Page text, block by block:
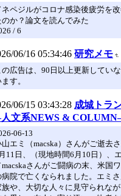
ネペジルがコロナ感染後疲労を
のか？論文を読んでみた
/ 6
06/16 05:34:46 研究メモ
の広告は、90日以上更新してい
す。
06/15 03:43:28 成城トラ
文系NEWS &
06-13
山エミ（macska）さんがご逝去
11日、（現地時間6月10日）、
macskaさんがご闘病の末、米国
病院で亡くなられました。エミ
族や、大切な人々に見守られな